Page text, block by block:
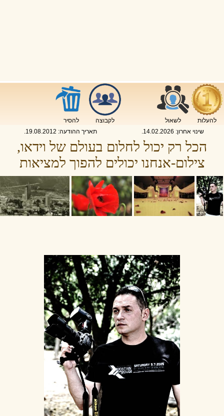
להעלות לשאול לקבוצה
להסיר
שינוי אחרון: 14.02.2026
. תאריך ההודעה: 19.08.2012
.
הכל רק יכול לחלום בעולם של וידאו,
צילום-אנחנו יכולים להפוך למציאות